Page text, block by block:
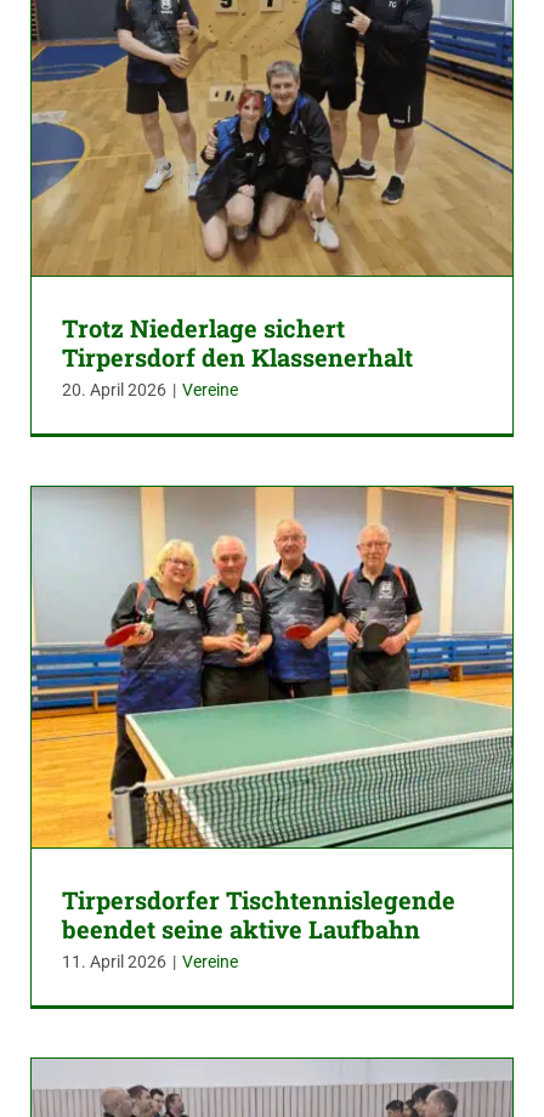
Trotz Niederlage sichert
Tirpersdorf den Klassenerhalt
20. April 2026 | Vereine
Tirpersdorfer Tischtennislegende
beendet seine aktive Laufbahn
11. April 2026 | Vereine